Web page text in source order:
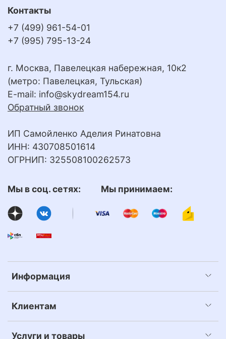
Информация
Клиентам
Услуги и товары
Контакты
+7 (499) 961-54-01
+7 (995) 795-13-24
г. Москва, Павелецкая набережная, 10к2
(метро: Павелецкая, Тульская)
E-mail: info@skydream154.ru
Обратный звонок
ИП Самойленко Аделия Ринатовна
ИНН: 430708501614
ОГРНИП: 325508100262573
Мы в соц. сетях: Мы принимаем: